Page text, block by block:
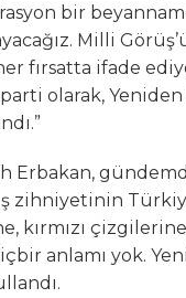
bir
Milli
fırsatta ifade
olarak,
Erbakan,
zihniyetinin
kırmızı
anlamı yok.